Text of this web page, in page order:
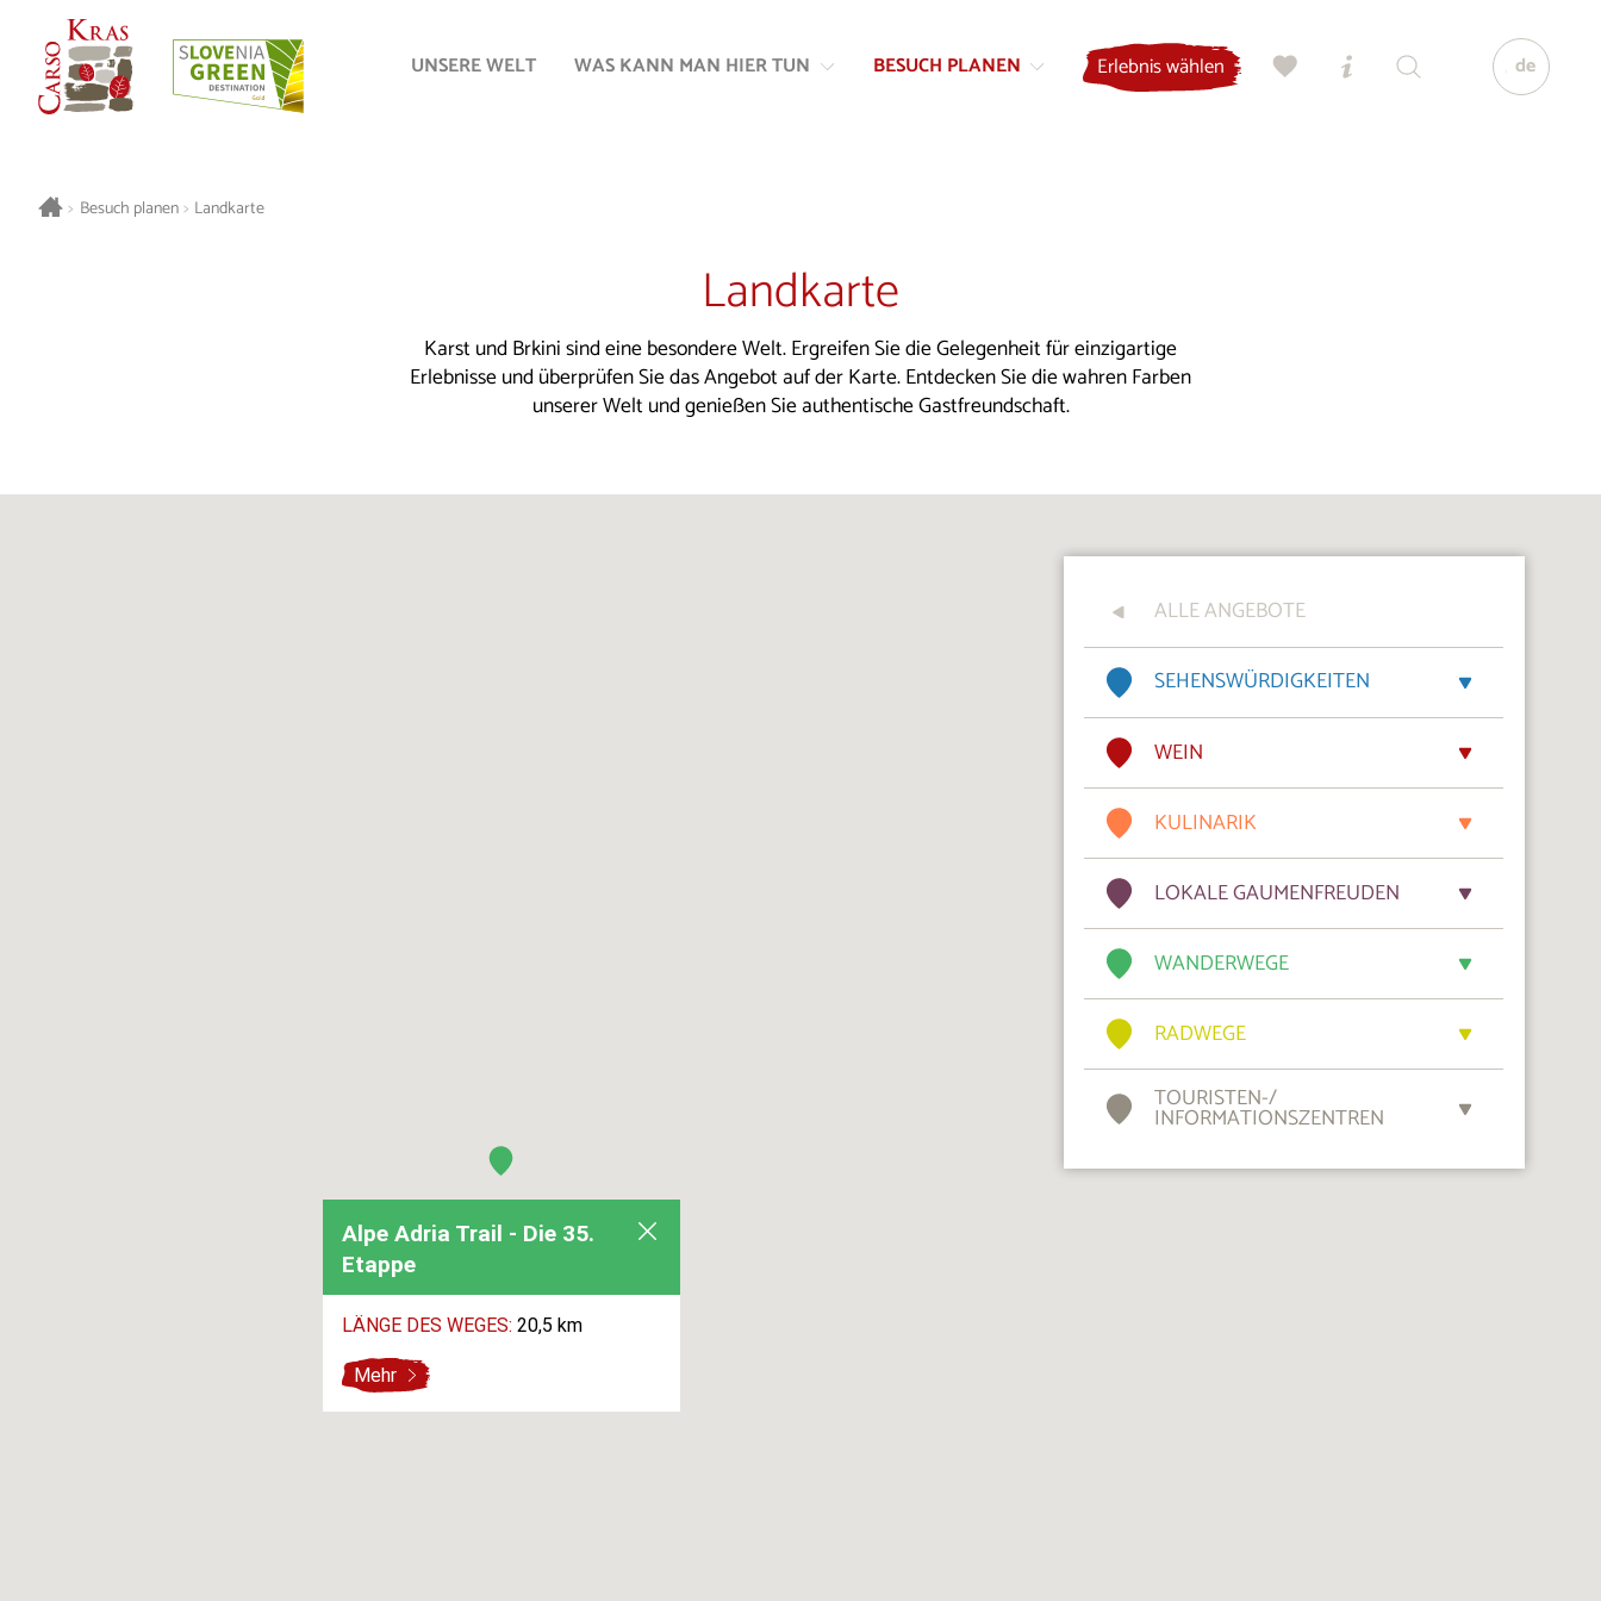
Inhalt
Navigation
UNSERE WELT WAS KANN MAN HIER TUN BESUCH PLANEN Erlebnis wählen de
> Besuch planen > Landkarte
Landkarte
Karst und Brkini sind eine besondere Welt. Ergreifen Sie die Gelegenheit für einzigartige
Erlebnisse und überprüfen Sie das Angebot auf der Karte. Entdecken Sie die wahren Farben
unserer Welt und genießen Sie authentische Gastfreundschaft.
Alpe Adria Trail - Die 35.
Etappe
LÄNGE DES WEGES: 20,5 km
Mehr
ALLE ANGEBOTE
SEHENSWÜRDIGKEITEN
WEIN
KULINARIK
LOKALE GAUMENFREUDEN
WANDERWEGE
RADWEGE
TOURISTEN-/
INFORMATIONSZENTREN